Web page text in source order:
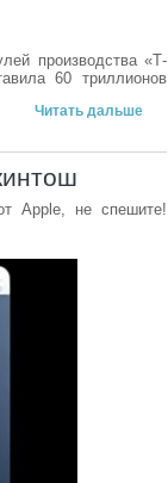
производства «Т-
60 триллионов
Читать дальше
Apple, не спешите!